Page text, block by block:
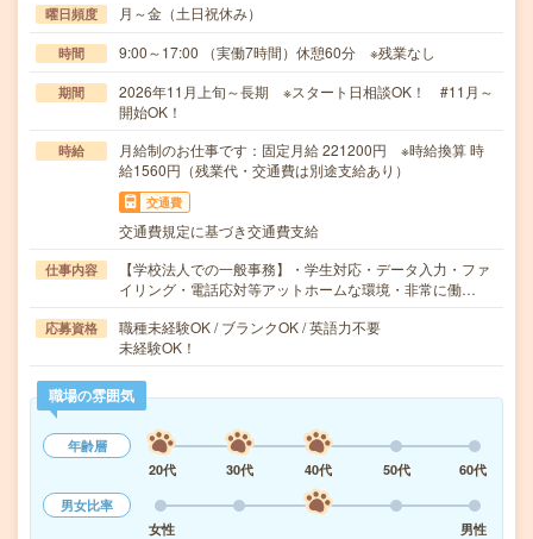
曜日頻度 月～金（土日祝休み）
時間 9:00～17:00 （実働7時間）休憩60分 ※残業なし
期間
2026年11月上旬～長期 ※スタート日相談OK！ #11月～
開始OK！
時給
月給制のお仕事です：固定月給 221200円 ※時給換算 時
給1560円（残業代・交通費は別途支給あり）
交通費
交通費規定に基づき交通費支給
仕事内容
【学校法人での一般事務】・学生対応・データ入力・ファ
イリング・電話応対等アットホームな環境・非常に働…
応募資格
職種未経験OK / ブランクOK / 英語力不要
未経験OK！
職場の雰囲気
年齢層
20代
30代 40代 50代
60代
男女比率
女性
男性